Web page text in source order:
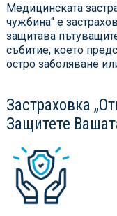
Медицинската
чужбина“ е
защитава
събитие, което
остро заболяване
Застраховка
Защитете